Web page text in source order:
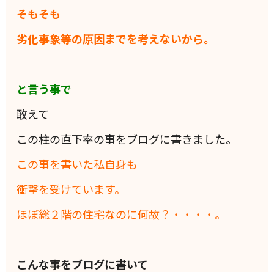
そもそも
劣化事象等の原因までを考えないから。
と言う事で
敢えて
この柱の直下率の事をブログに書きました。
この事を書いた私自身も
衝撃を受けています。
ほぼ総２階の住宅なのに何故？・・・・。
こんな事をブログに書いて